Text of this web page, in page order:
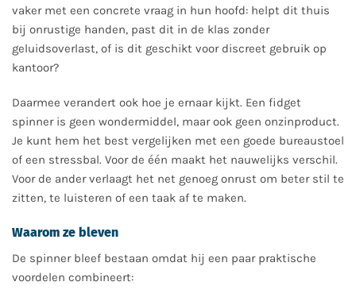
vaker met een concrete vraag in hun hoofd: helpt dit thuis
bij onrustige handen, past dit in de klas zonder
geluidsoverlast, of is dit geschikt voor discreet gebruik op
kantoor?
Daarmee verandert ook hoe je ernaar kijkt. Een fidget
spinner is geen wondermiddel, maar ook geen onzinproduct.
Je kunt hem het best vergelijken met een goede bureaustoel
of een stressbal. Voor de één maakt het nauwelijks verschil.
Voor de ander verlaagt het net genoeg onrust om beter stil te
zitten, te luisteren of een taak af te maken.
Waarom ze bleven
De spinner bleef bestaan omdat hij een paar praktische
voordelen combineert: